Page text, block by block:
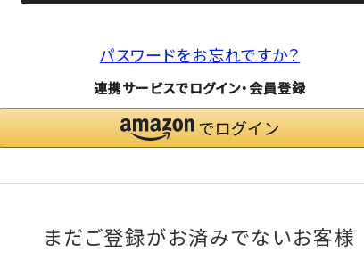
パスワードをお忘れですか？
連携サービスでログイン・会員登録
まだご登録がお済みでないお客様